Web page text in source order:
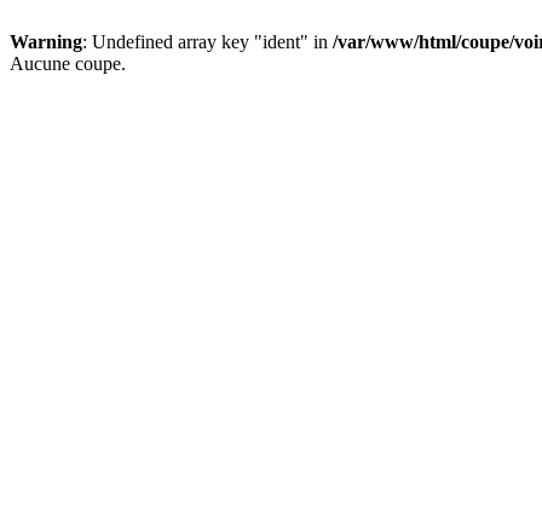
Warning: Undefined array key "ident" in /var/www/html/coupe/
Aucune coupe.